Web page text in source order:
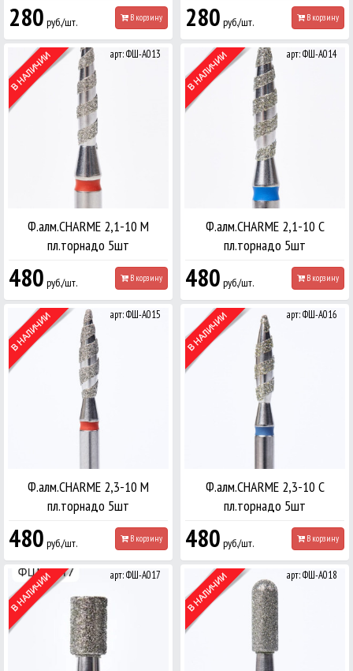
280 руб./шт. В корзину 280 руб./шт. В корзину
арт: ФШ-А013
Ф.алм.CHARME 2,1-10 М
пл.торнадо 5шт
480 руб./шт. В корзину
арт: ФШ-А014
Ф.алм.CHARME 2,1-10 С
пл.торнадо 5шт
480 руб./шт. В корзину
арт: ФШ-А015
Ф.алм.CHARME 2,3-10 М
пл.торнадо 5шт
480 руб./шт. В корзину
арт: ФШ-А016
Ф.алм.CHARME 2,3-10 С
пл.торнадо 5шт
480 руб./шт. В корзину
арт: ФШ-А017 арт: ФШ-А018